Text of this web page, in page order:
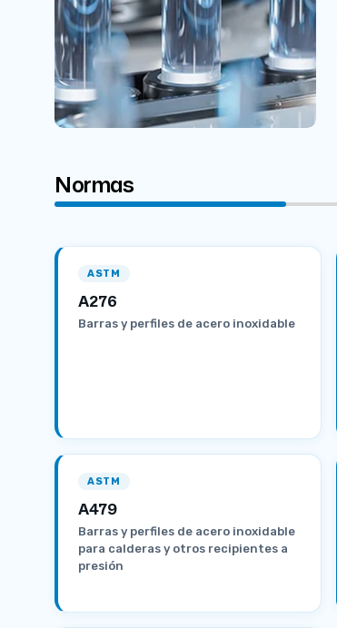
Normas
ASTM
A276
Barras y perfiles de acero inoxidable
ASTM
A479
Barras y perfiles de acero inoxidable
para calderas y otros recipientes a
presión